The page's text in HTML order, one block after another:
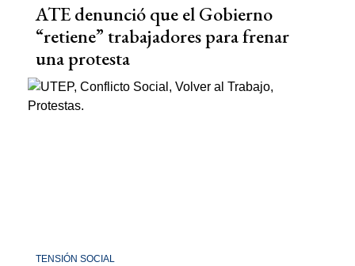
ATE denunció que el Gobierno
“retiene” trabajadores para frenar
una protesta
TENSIÓN SOCIAL